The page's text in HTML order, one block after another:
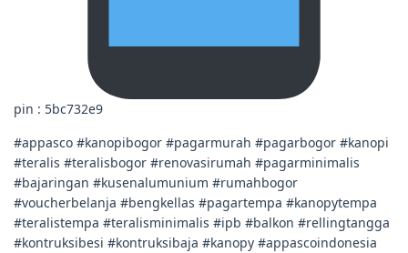
pin : 5bc732e9
#appasco #kanopibogor #pagarmurah #pagarbogor #kanopi
#teralis #teralisbogor #renovasirumah #pagarminimalis
#bajaringan #kusenalumunium #rumahbogor
#voucherbelanja #bengkellas #pagartempa #kanopytempa
#teralistempa #teralisminimalis #ipb #balkon #rellingtangga
#kontruksibesi #kontruksibaja #kanopy #appascoindonesia